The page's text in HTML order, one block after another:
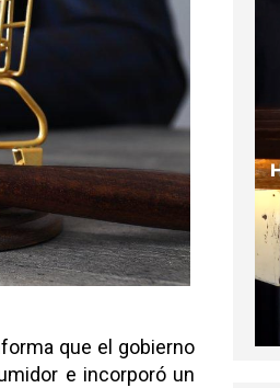
que el gobierno
e incorporó un